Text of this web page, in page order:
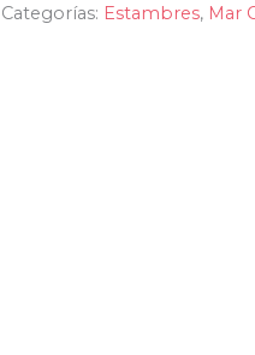
Categorías: Estambres, Mar